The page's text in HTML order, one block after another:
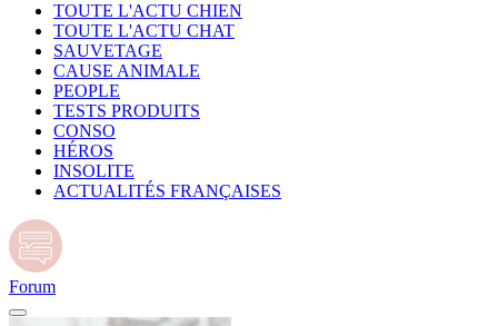
TOUTE L'ACTU CHIEN
TOUTE L'ACTU CHAT
SAUVETAGE
CAUSE ANIMALE
PEOPLE
TESTS PRODUITS
CONSO
HÉROS
INSOLITE
ACTUALITÉS FRANÇAISES
Forum